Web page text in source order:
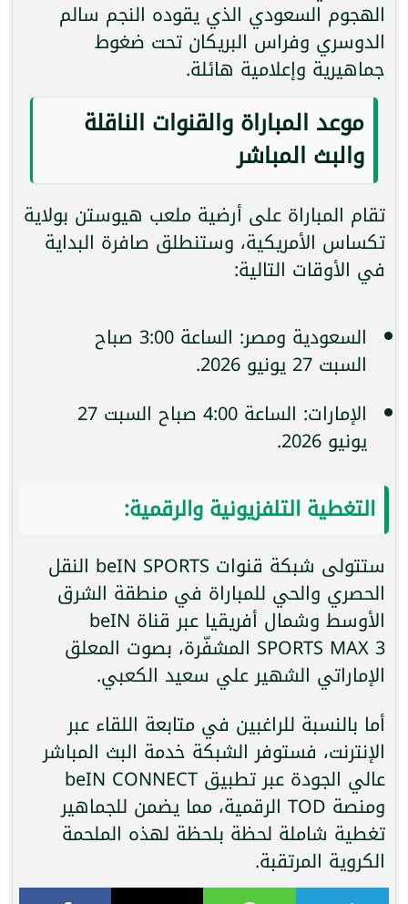
الهجوم السعودي الذي يقوده النجم سالم
الدوسري وفراس البريكان تحت ضغوط
جماهيرية وإعلامية هائلة.
موعد المباراة والقنوات الناقلة
والبث المباشر
تقام المباراة على أرضية ملعب هيوستن بولاية
تكساس الأمريكية، وستنطلق صافرة البداية
في الأوقات التالية:
السعودية ومصر: الساعة 3:00 صباح
السبت 27 يونيو 2026.
الإمارات: الساعة 4:00 صباح السبت 27
يونيو 2026.
التغطية التلفزيونية والرقمية:
ستتولى شبكة قنوات beIN SPORTS النقل
الحصري والحي للمباراة في منطقة الشرق
الأوسط وشمال أفريقيا عبر قناة beIN
SPORTS MAX 3 المشفّرة، بصوت المعلق
الإماراتي الشهير علي سعيد الكعبي.
أما بالنسبة للراغبين في متابعة اللقاء عبر
الإنترنت، فستوفر الشبكة خدمة البث المباشر
عالي الجودة عبر تطبيق beIN CONNECT
ومنصة TOD الرقمية، مما يضمن للجماهير
تغطية شاملة لحظة بلحظة لهذه الملحمة
الكروية المرتقبة.